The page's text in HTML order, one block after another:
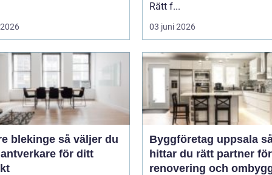
Rätt f...
03 juni 2026
så väljer du
för ditt
Byggföretag uppsala så
hittar du rätt partner för
renovering och